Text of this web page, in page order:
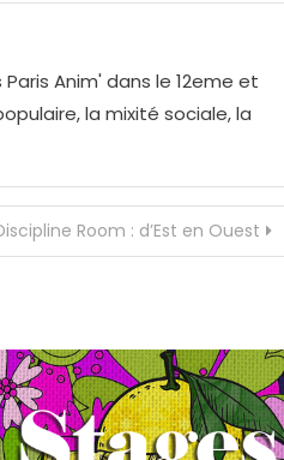
Anim' dans le 12eme et
la mixité sociale, la
Room : d’Est en Ouest